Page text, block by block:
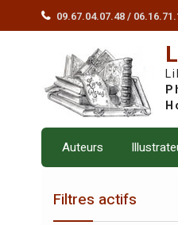
09.67.04.07.48 /
Auteurs
Filtres actifs